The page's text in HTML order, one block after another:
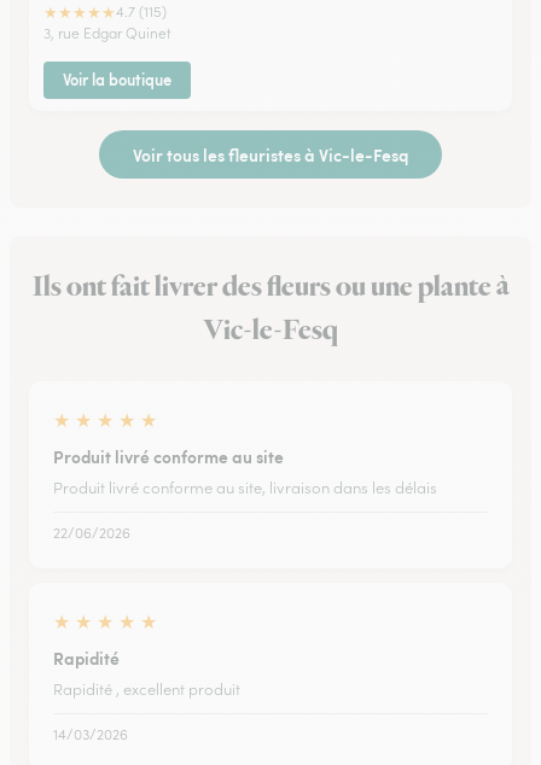
★★★★★4.7 (115)
3, rue Edgar Quinet
Voir la boutique
Voir tous les fleuristes à Vic-le-Fesq
Ils ont fait livrer des fleurs ou une plante à
Vic-le-Fesq
★ ★ ★ ★ ★
Produit livré conforme au site
Produit livré conforme au site, livraison dans les délais
22/06/2026
★ ★ ★ ★ ★
Rapidité
Rapidité , excellent produit
14/03/2026